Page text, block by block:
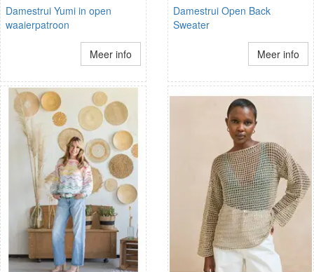
Damestrui Yumi in open
waaierpatroon
Meer info
Damestrui Open Back
Sweater
Meer info